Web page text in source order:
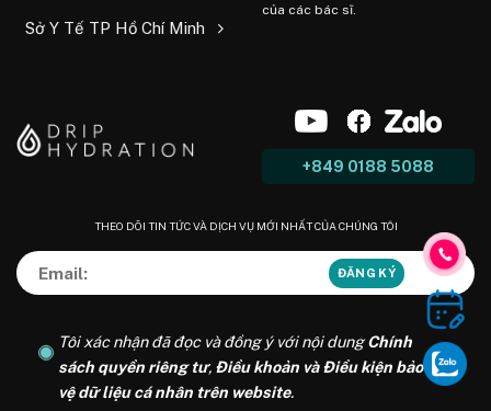
Sở Y Tế TP Hồ Chí Minh
của các bác sĩ.
+849 0188 5088
THEO DÕI TIN TỨC VÀ DỊCH VỤ MỚI NHẤT CỦA CHÚNG TÔI
Tôi xác nhận đã đọc và đồng ý với nội dungChính
sách quyền riêng tư, Điều khoản và Điều kiện bảo
vệ dữ liệu cá nhân trên website.